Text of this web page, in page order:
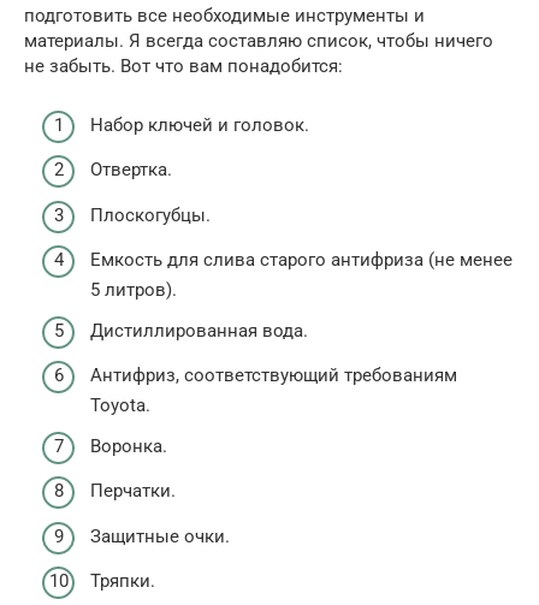
подготовить все необходимые инструменты и
материалы. Я всегда составляю список, чтобы ничего
не забыть. Вот что вам понадобится:
Набор ключей и головок.
Отвертка.
Плоскогубцы.
Емкость для слива старого антифриза (не менее
5 литров).
Дистиллированная вода.
Антифриз, соответствующий требованиям
Toyota.
Воронка.
Перчатки.
Защитные очки.
Тряпки.